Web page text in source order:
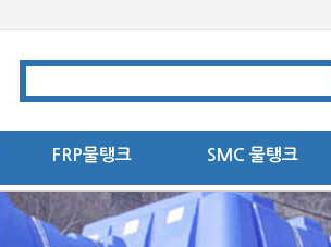
FRP물탱크 SMC 물탱크